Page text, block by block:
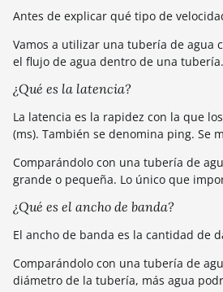
Antes de explicar qué tipo de
Vamos a utilizar una tubería de agua
el flujo de agua dentro de una tubería.
¿Qué es la latencia?
La latencia es la rapidez con la que
(ms). También se denomina ping. Se
Comparándolo con una tubería de
grande o pequeña. Lo único que
¿Qué es el ancho de banda?
El ancho de banda es la cantidad de
Comparándolo con una tubería de
diámetro de la tubería, más agua